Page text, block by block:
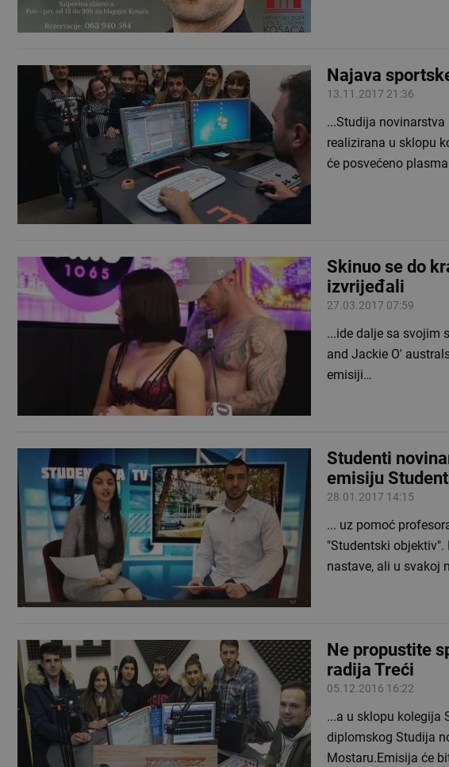
Najava
13.11.2017 21:36
...Studija
realizirana u sklopu
će posvećeno
Skinuo se do
izvrijeđali
27.03.2017 07:59
...ide dalje sa svojim
and Jackie O'
emisiji…
Studenti
emisiju
28.01.2017 14:15
... uz pomoć
"Studentski
nastave, ali u svakoj
Ne propustite
radija Treći
05.12.2016 16:22
...a u sklopu kolegija
diplomskog Studija
Mostaru.Emisija će